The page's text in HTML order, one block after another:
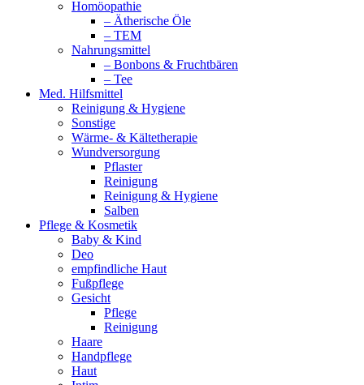
Homöopathie
– Ätherische Öle
– TEM
Nahrungsmittel
– Bonbons & Fruchtbären
– Tee
Med. Hilfsmittel
Reinigung & Hygiene
Sonstige
Wärme- & Kältetherapie
Wundversorgung
Pflaster
Reinigung
Reinigung & Hygiene
Salben
Pflege & Kosmetik
Baby & Kind
Deo
empfindliche Haut
Fußpflege
Gesicht
Pflege
Reinigung
Haare
Handpflege
Haut